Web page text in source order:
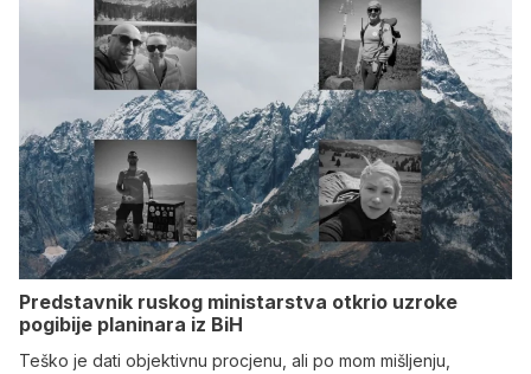
Predstavnik ruskog ministarstva otkrio uzroke
pogibije planinara iz BiH
Teško je dati objektivnu procjenu, ali po mom mišljenju,